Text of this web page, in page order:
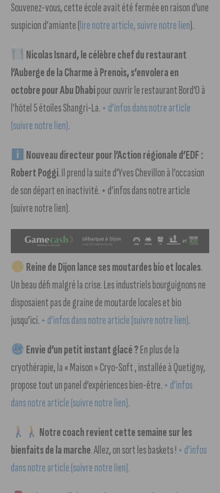
Souvenez-vous, cette école avait été fermée en raison d’une
suspicion d’amiante (lire notre article, suivre notre lien).
Nicolas Isnard, le célèbre chef du restaurant
l’Auberge de la Charme à Prenois, s’envolera en
octobre pour Abu Dhabipour ouvrir le restaurant Bord’O à
l’hôtel 5 étoiles Shangri-La.+ d’infos dans notre article
(suivre notre lien).
Nouveau directeur pour l’Action régionale d’EDF :
Robert Poggi. Il prend la suite d’Yves Chevillon à l’occasion
de son départ en inactivité. + d’infos dans notre article
(suivre notre lien).
Reine de Dijon lance ses moutardes bio et locales.
Un beau défi malgré la crise. Les industriels bourguignons ne
disposaient pas de graine de moutarde locales et bio
jusqu’ici.+ d’infos dans notre article (suivre notre lien).
Envie d’un petit instant glacé ?En plus de la
cryothérapie, la « Maison » Cryo-Soft , installée à Quetigny,
propose tout un panel d’expériences bien-être.+ d’infos
dans notre article (suivre notre lien).
Notre coach revient cette semaine sur les
bienfaits de la marche. Allez, on sort les baskets !+ d’infos
dans notre article (suivre notre lien).